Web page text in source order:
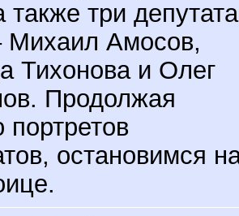
три депутата
Михаил Амосов,
Тихонова и Олег
Продолжая
портретов
остановимся